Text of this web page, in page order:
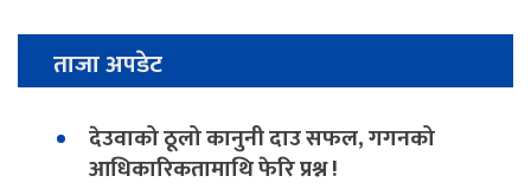
ताजा अपडेट
देउवाको ठूलो कानुनी दाउ सफल, गगनको
आधिकारिकतामाथि फेरि प्रश्न !